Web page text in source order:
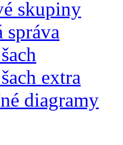
skupiny
správa
extra
diagramy